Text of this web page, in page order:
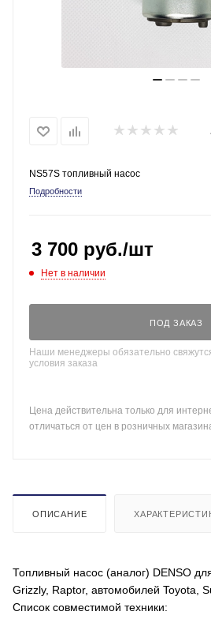
NS57S топливный насос
Подробности
3 700 руб./шт
Нет в наличии
ПОД ЗАКАЗ
Наши менеджеры обязательно
условия заказа
Цена действительна только для
отличаться от цен в розничных
ОПИСАНИЕ
Топливный насос (аналог) DENSO
Grizzly, Raptor, автомобилей Toyota,
Список совместимой техники: